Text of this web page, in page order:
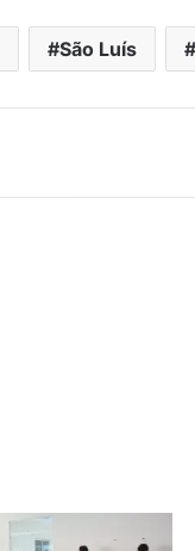
São Luís